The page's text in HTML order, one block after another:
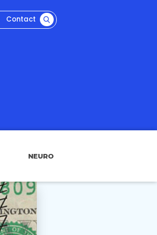
Contact
NEURO